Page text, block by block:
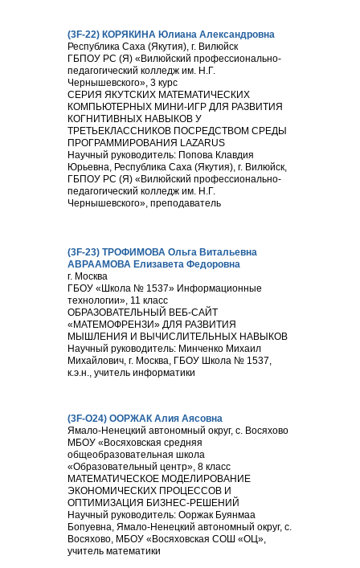
(3F-22) КОРЯКИНА Юлиана Александровна
Республика Саха (Якутия), г. Вилюйск
ГБПОУ РС (Я) «Вилюйский профессионально-
педагогический колледж им. Н.Г.
Чернышевского», 3 курс
СЕРИЯ ЯКУТСКИХ МАТЕМАТИЧЕСКИХ
КОМПЬЮТЕРНЫХ МИНИ-ИГР ДЛЯ РАЗВИТИЯ
КОГНИТИВНЫХ НАВЫКОВ У
ТРЕТЬЕКЛАССНИКОВ ПОСРЕДСТВОМ СРЕДЫ
ПРОГРАММИРОВАНИЯ LAZARUS
Научный руководитель: Попова Клавдия
Юрьевна, Республика Саха (Якутия), г. Вилюйск,
ГБПОУ РС (Я) «Вилюйский профессионально-
педагогический колледж им. Н.Г.
Чернышевского», преподаватель
(3F-23) ТРОФИМОВА Ольга Витальевна
АВРААМОВА Елизавета Федоровна
г. Москва
ГБОУ «Школа № 1537» Информационные
технологии», 11 класс
ОБРАЗОВАТЕЛЬНЫЙ ВЕБ-САЙТ
«МАТЕМОФРЕНЗИ» ДЛЯ РАЗВИТИЯ
МЫШЛЕНИЯ И ВЫЧИСЛИТЕЛЬНЫХ НАВЫКОВ
Научный руководитель: Минченко Михаил
Михайлович, г. Москва, ГБОУ Школа № 1537,
к.э.н., учитель информатики
(3F-О24) ООРЖАК Алия Аясовна
Ямало-Ненецкий автономный округ, с. Восяхово
МБОУ «Восяховская средняя
общеобразовательная школа
«Образовательный центр», 8 класс
МАТЕМАТИЧЕСКОЕ МОДЕЛИРОВАНИЕ
ЭКОНОМИЧЕСКИХ ПРОЦЕССОВ И
ОПТИМИЗАЦИЯ БИЗНЕС-РЕШЕНИЙ
Научный руководитель: Ооржак Буянмаа
Бопуевна, Ямало-Ненецкий автономный округ, с.
Восяхово, МБОУ «Восяховская СОШ «ОЦ»,
учитель математики